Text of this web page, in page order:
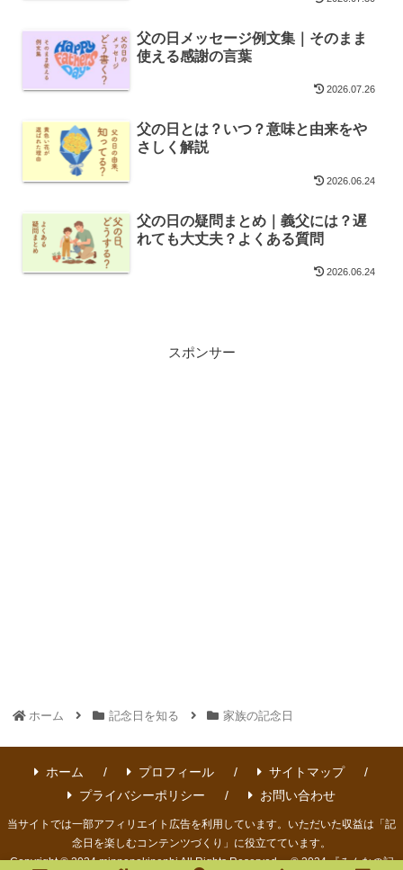
父の日メッセージ例文集｜そのまま
使える感謝の言葉
2026.07.26
父の日とは？いつ？意味と由来をや
さしく解説
2026.06.24
父の日の疑問まとめ｜義父には？遅
れても大丈夫？よくある質問
2026.06.24
スポンサー
ホーム 記念日を知る 家族の記念日
ホーム プロフィール
サイトマップ
プライバシーポリシー
お問い合わせ
当サイトでは一部アフィリエイト広告を利用しています。いただいた収益は「記
念日を楽しむコンテンツづくり」に役立てています。
Copyright © 2024 minnanokinenbi All Rights Reserved. © 2024 『みんなの記